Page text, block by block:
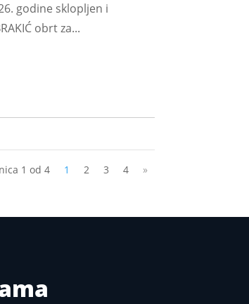
godine sklopljen i
obrt za...
1 od 4 1 2 3 4 »